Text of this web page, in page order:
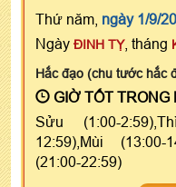
Thứ năm, ngày 1/9/
Ngày ĐINH TỴ, tháng
Hắc đạo (chu tước hắc
GIỜ TỐT TRONG
Sửu (1:00-
12:59),Mùi (13:00-
(21:00-22:59)